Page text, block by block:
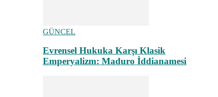
GÜNCEL
Evrensel Hukuka Karşı Klasik
Emperyalizm: Maduro İddianamesi